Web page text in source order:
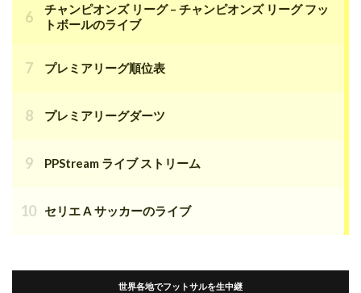
チャンピオンズ リーグ – チャンピオンズ リーグ フッ
トボールのライブ
プレミアリーグ順位表
プレミアリーグダーツ
PPStream ライブ ストリーム
セリエ A サッカーのライブ
世界各地でフットサルを生中継